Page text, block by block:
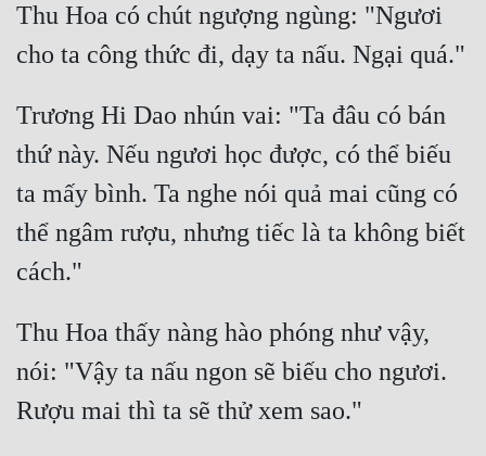
Thu Hoa có chút ngượng ngùng: "Ngươi
Trương Hi Dao nhún vai: "Ta đâu có bán
thứ này. Nếu ngươi học được, có thể biếu
ta mấy bình. Ta nghe nói quả mai cũng có
thể ngâm rượu, nhưng tiếc là ta không biết
Thu Hoa thấy nàng hào phóng như vậy,
nói: "Vậy ta nấu ngon sẽ biếu cho ngươi.